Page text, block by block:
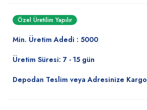
Özel Üretilim Yapılır
Min. Üretim Adedi : 5000
Üretim Süresi: 7 - 15 gün
Depodan Teslim veya Adresinize Kargo